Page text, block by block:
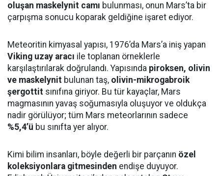
oluşan maskelynit camı bulunması, onun Mars’ta bir
çarpışma sonucu koparak geldiğine işaret ediyor.
Meteoritin kimyasal yapısı, 1976’da Mars’a iniş yapan
Viking uzay aracı ile toplanan örneklerle
karşılaştırılarak doğrulandı. Yapısında piroksen, olivin
ve maskelynit bulunan taş, olivin-mikrogabroik
şergottit sınıfına giriyor. Bu tür kayaçlar, Mars
magmasının yavaş soğumasıyla oluşuyor ve oldukça
nadir görülüyor; tüm Mars meteorlarının sadece
%5,4’ü bu sınıfta yer alıyor.
Kimi bilim insanları, böyle değerli bir parçanın özel
koleksiyonlara gitmesinden endişe duyuyor.